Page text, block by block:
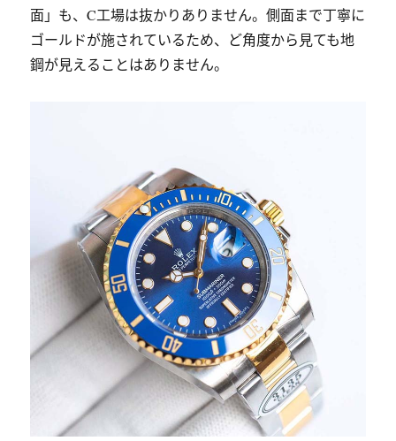
面」も、C工場は抜かりありません。側面まで丁寧に
ゴールドが施されているため、ど角度から見ても地
鋼が見えることはありません。